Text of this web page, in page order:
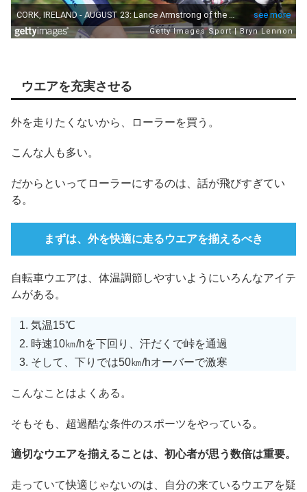
ウエアを充実させる
外を走りたくないから、ローラーを買う。
こんな人も多い。
だからといってローラーにするのは、話が飛びすぎてい
る。
まずは、外を快適に走るウエアを揃えるべき
自転車ウエアは、体温調節しやすいようにいろんなアイテ
ムがある。
気温15℃
時速10㎞/hを下回り、汗だくで峠を通過
そして、下りでは50㎞/hオーバーで激寒
こんなことはよくある。
そもそも、超過酷な条件のスポーツをやっている。
適切なウエアを揃えることは、初心者が思う数倍は重要。
走っていて快適じゃないのは、自分の来ているウエアを疑